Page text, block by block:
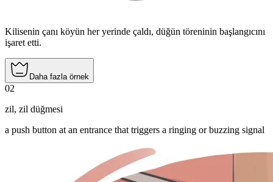
Kilisenin çanı köyün her yerinde çaldı, düğün töreninin başlangıcını
işaret etti.
Daha fazla örnek
02
zil, zil düğmesi
a push button at an entrance that triggers a ringing or buzzing signal